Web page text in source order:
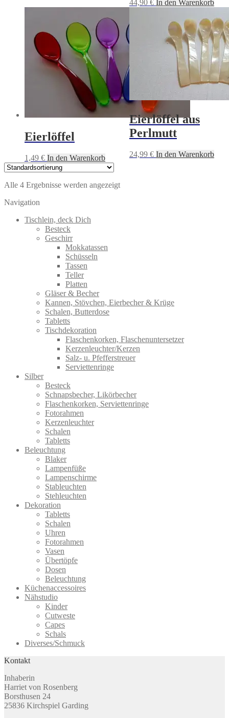
44,90 € In den Warenkorb
Eierlöffel
1,49 € In den Warenkorb
Eierlöffel aus
Perlmutt
24,99 € In den Warenkorb
Alle 4 Ergebnisse werden angezeigt
Navigation
Tischlein, deck Dich
Besteck
Geschirr
Mokkatassen
Schüsseln
Tassen
Teller
Platten
Gläser & Becher
Kannen, Stövchen, Eierbecher & Krüge
Schalen, Butterdose
Tabletts
Tischdekoration
Flaschenkorken, Flaschenuntersetzer
Kerzenleuchter/Kerzen
Salz- u. Pfefferstreuer
Serviettenringe
Silber
Besteck
Schnapsbecher, Likörbecher
Flaschenkorken, Serviettenringe
Fotorahmen
Kerzenleuchter
Schalen
Tabletts
Beleuchtung
Blaker
Lampenfüße
Lampenschirme
Stableuchten
Stehleuchten
Dekoration
Tabletts
Schalen
Uhren
Fotorahmen
Vasen
Übertöpfe
Dosen
Beleuchtung
Küchenaccessoires
Nähstudio
Kinder
Cutweste
Capes
Schals
Diverses/Schmuck
Kontakt
Inhaberin
Harriet von Rosenberg
Borsthusen 24
25836 Kirchspiel Garding